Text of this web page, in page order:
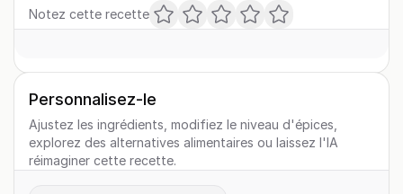
Notez cette recette
Personnalisez-le
Ajustez les ingrédients, modifiez le niveau d'épices,
explorez des alternatives alimentaires ou laissez l'IA
réimaginer cette recette.